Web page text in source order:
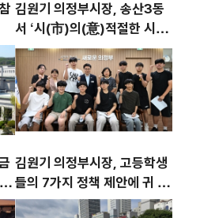
김원기 의정부시장, 송산3동
서 ‘시(市)의(意)적절한 시시
콜콜’ 첫발
3
김원기 의정부시장, 고등학생
들의 7가지 정책 제안에 귀 기
울이다